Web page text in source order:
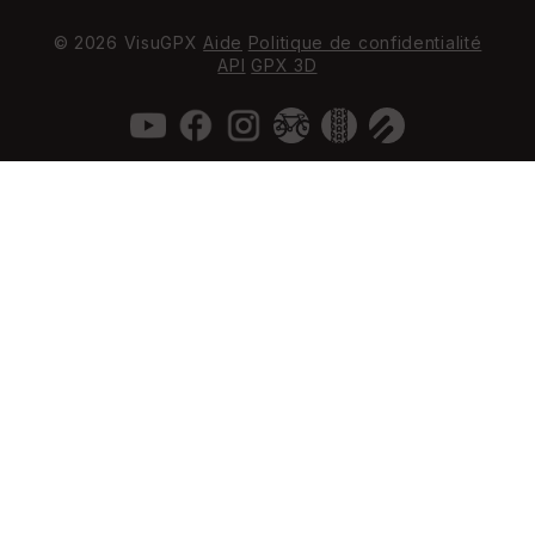
© 2026 VisuGPX Aide Politique de confidentialité
API GPX 3D